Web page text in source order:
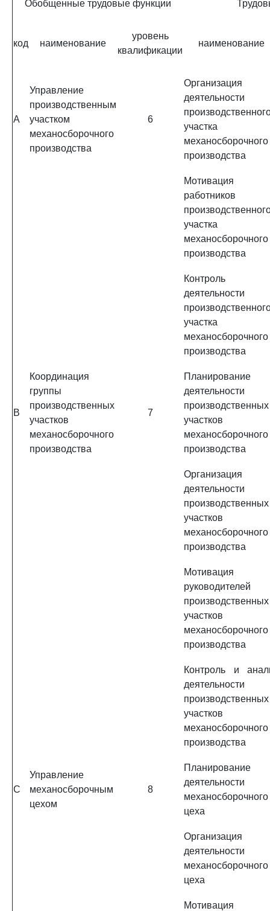
Обобщенные трудовые функции
код наименование
уровень
квалификации
наименование
A
Управление
производственным
участком
механосборочного
производства
6
Организация
деятельности
участка
механосборочного
производства
Мотивация
работников
участка
механосборочного
производства
Контроль
деятельности
участка
механосборочного
производства
B
Координация
группы
производственных
участков
механосборочного
производства
7
Планирование
деятельности
производственных
участков
механосборочного
производства
Организация
деятельности
производственных
участков
механосборочного
производства
Мотивация
руководителей
производственных
участков
механосборочного
производства
Контроль и
деятельности
производственных
участков
механосборочного
производства
C
Управление
механосборочным
цехом
8
Планирование
деятельности
механосборочного
цеха
Организация
деятельности
механосборочного
цеха
Мотивация